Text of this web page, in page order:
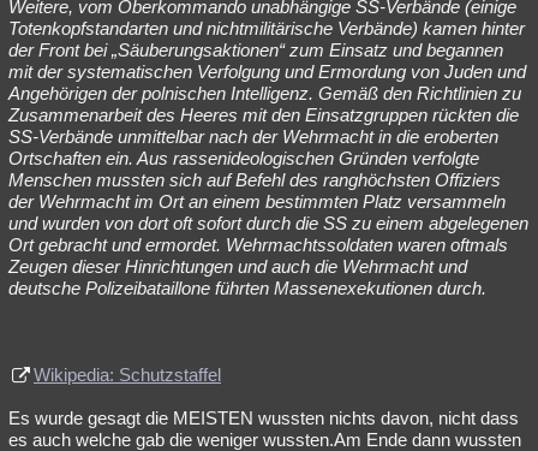
Weitere, vom Oberkommando unabhängige SS-Verbände (einige
Totenkopfstandarten und nichtmilitärische Verbände) kamen hinter
der Front bei „Säuberungsaktionen“ zum Einsatz und begannen
mit der systematischen Verfolgung und Ermordung von Juden und
Angehörigen der polnischen Intelligenz. Gemäß den Richtlinien zu
Zusammenarbeit des Heeres mit den Einsatzgruppen rückten die
SS-Verbände unmittelbar nach der Wehrmacht in die eroberten
Ortschaften ein. Aus rassenideologischen Gründen verfolgte
Menschen mussten sich auf Befehl des ranghöchsten Offiziers
der Wehrmacht im Ort an einem bestimmten Platz versammeln
und wurden von dort oft sofort durch die SS zu einem abgelegenen
Ort gebracht und ermordet. Wehrmachtssoldaten waren oftmals
Zeugen dieser Hinrichtungen und auch die Wehrmacht und
deutsche Polizeibataillone führten Massenexekutionen durch.
Wikipedia: Schutzstaffel
Es wurde gesagt die MEISTEN wussten nichts davon, nicht dass
es auch welche gab die weniger wussten.Am Ende dann wussten